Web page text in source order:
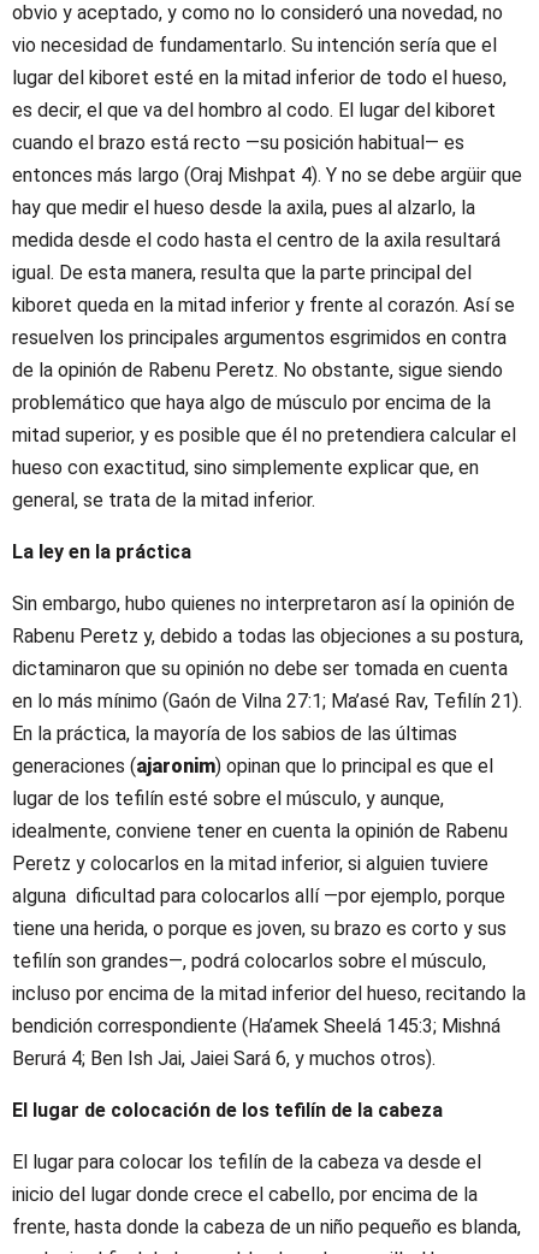
obvio y aceptado, y como no lo consideró una novedad, no
vio necesidad de fundamentarlo. Su intención sería que el
lugar del kiboret esté en la mitad inferior de todo el hueso,
es decir, el que va del hombro al codo. El lugar del kiboret
cuando el brazo está recto —su posición habitual— es
entonces más largo (Oraj Mishpat 4). Y no se debe argüir que
hay que medir el hueso desde la axila, pues al alzarlo, la
medida desde el codo hasta el centro de la axila resultará
igual. De esta manera, resulta que la parte principal del
kiboret queda en la mitad inferior y frente al corazón. Así se
resuelven los principales argumentos esgrimidos en contra
de la opinión de Rabenu Peretz. No obstante, sigue siendo
problemático que haya algo de músculo por encima de la
mitad superior, y es posible que él no pretendiera calcular el
hueso con exactitud, sino simplemente explicar que, en
general, se trata de la mitad inferior.
La ley en la práctica
Sin embargo, hubo quienes no interpretaron así la opinión de
Rabenu Peretz y, debido a todas las objeciones a su postura,
dictaminaron que su opinión no debe ser tomada en cuenta
en lo más mínimo (Gaón de Vilna 27:1; Ma’asé Rav, Tefilín 21).
En la práctica, la mayoría de los sabios de las últimas
generaciones (ajaronim) opinan que lo principal es que el
lugar de los tefilín esté sobre el músculo, y aunque,
idealmente, conviene tener en cuenta la opinión de Rabenu
Peretz y colocarlos en la mitad inferior, si alguien tuviere
alguna dificultad para colocarlos allí —por ejemplo, porque
tiene una herida, o porque es joven, su brazo es corto y sus
tefilín son grandes—, podrá colocarlos sobre el músculo,
incluso por encima de la mitad inferior del hueso, recitando la
bendición correspondiente (Ha’amek Sheelá 145:3; Mishná
Berurá 4; Ben Ish Jai, Jaiei Sará 6, y muchos otros).
El lugar de colocación de los tefilín de la cabeza
El lugar para colocar los tefilín de la cabeza va desde el
inicio del lugar donde crece el cabello, por encima de la
frente, hasta donde la cabeza de un niño pequeño es blanda,